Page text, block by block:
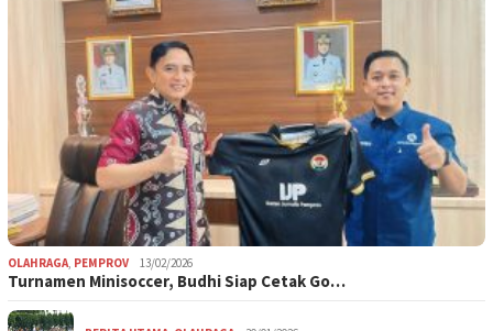
OLAHRAGA PEMPROV 13/02/2026
Turnamen Minisoccer, Budhi Siap Cetak Go…